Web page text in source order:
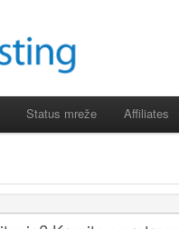
Status mreže Affiliates